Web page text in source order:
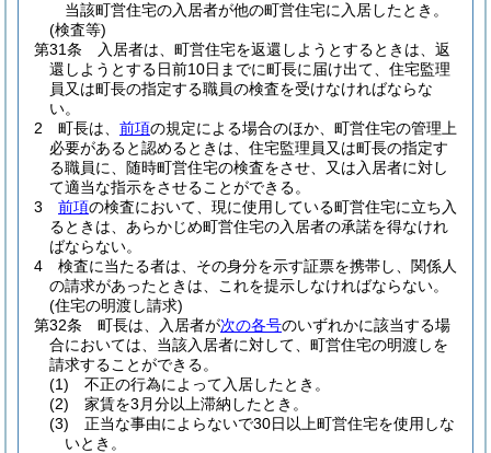
当該町営住宅の入居者が他の町営住宅に入居したとき。
(検査等)
第31条
入居者は、町営住宅を返還しようとするときは、返
還しようとする日前10日までに町長に届け出て、住宅監理
員又は町長の指定する職員の検査を受けなければならな
い。
2
町長は、 前項の規定による場合のほか、町営住宅の管理上
必要があると認めるときは、住宅監理員又は町長の指定す
る職員に、随時町営住宅の検査をさせ、又は入居者に対し
て適当な指示をさせることができる。
3
前項の検査において、現に使用している町営住宅に立ち入
るときは、あらかじめ町営住宅の入居者の承諾を得なけれ
ばならない。
4
検査に当たる者は、その身分を示す証票を携帯し、関係人
の請求があったときは、これを提示しなければならない。
(住宅の明渡し請求)
第32条
町長は、入居者が次の各号のいずれかに該当する場
合においては、当該入居者に対して、町営住宅の明渡しを
請求することができる。
(1)
不正の行為によって入居したとき。
(2)
家賃を3月分以上滞納したとき。
(3)
正当な事由によらないで30日以上町営住宅を使用しな
いとき。